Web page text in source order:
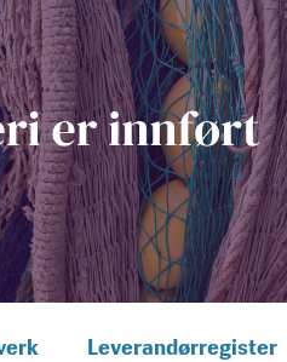
Leverandørregister